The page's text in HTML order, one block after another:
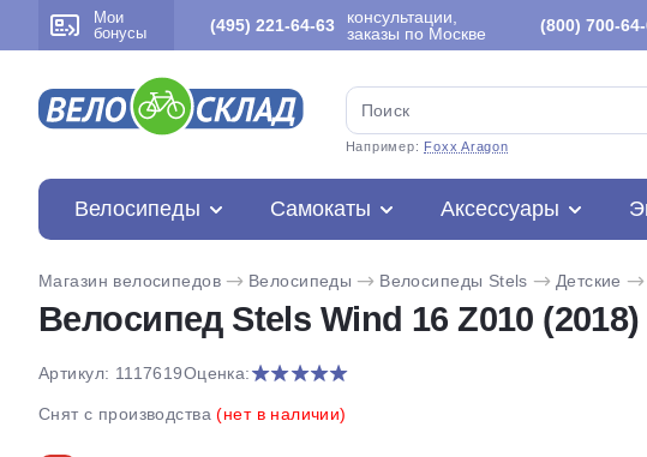
Мои
бонусы
(495) 221-64-63
консультации,
заказы по Москве
(800) 700-
Например: Foxx Aragon
Велосипеды Самокаты Аксессуары
Магазин велосипедов Велосипеды Велосипеды Stels Детские
Велосипед Stels Wind 16 Z010 (2018)
Артикул: 1117619Оценка:
Снят с производства(нет в наличии)